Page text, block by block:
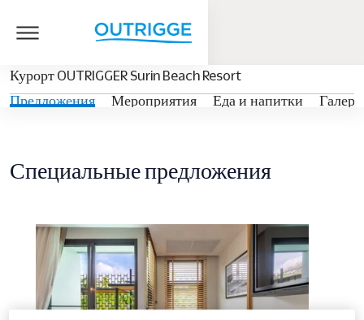
Курорт OUTRIGGER Surin Beach Resort
Предложения
Мероприятия Еда и напитки
Специальные предложения